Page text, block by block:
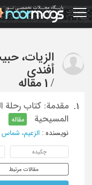
Skip
to
main
الزیات،
أفندی
/ 1 مقاله
1.
مقدمة: کتاب رحلة
المسیحیة
مقاله
نویسنده : الزعیم،
چکیده
مقالات مرتبط